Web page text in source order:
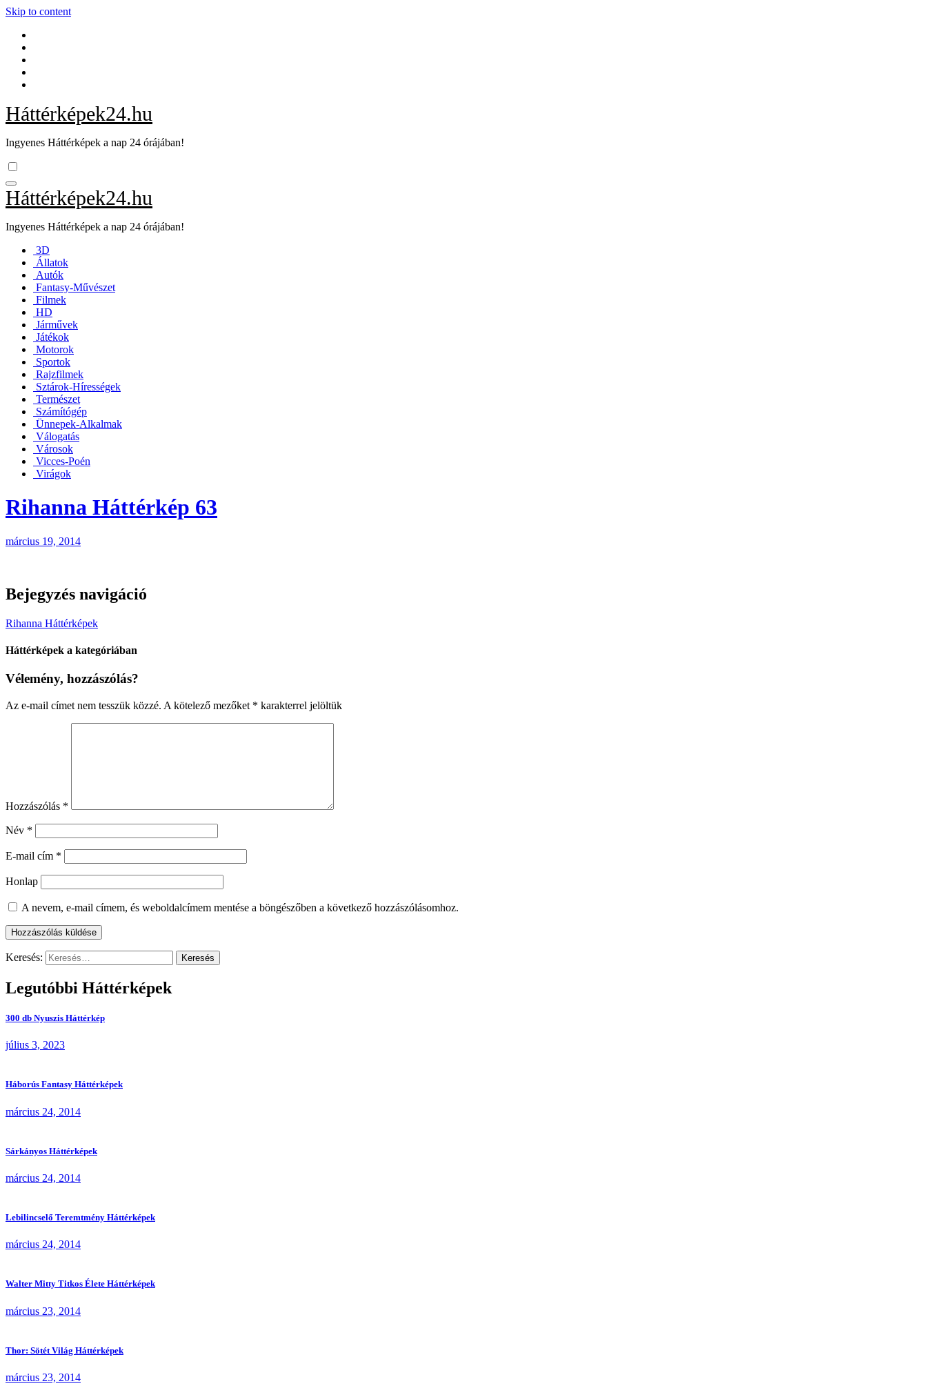
Skip to content
Háttérképek24.hu
Ingyenes Háttérképek a nap 24 órájában!
Háttérképek24.hu
Ingyenes Háttérképek a nap 24 órájában!
3D
Állatok
Autók
Fantasy-Művészet
Filmek
HD
Járművek
Játékok
Motorok
Sportok
Rajzfilmek
Sztárok-Hírességek
Természet
Számítógép
Ünnepek-Alkalmak
Válogatás
Városok
Vicces-Poén
Virágok
Rihanna Háttérkép 63
március 19, 2014
Bejegyzés navigáció
Rihanna Háttérképek
Háttérképek a kategóriában
Vélemény, hozzászólás?
Az e-mail címet nem tesszük közzé. A kötelező mezőket * karakterrel jelöltük
Hozzászólás *
Név *
E-mail cím *
Honlap
A nevem, e-mail címem, és weboldalcímem mentése a böngészőben a következő hozzászólásomhoz.
Keresés:
Legutóbbi Háttérképek
300 db Nyuszis Háttérkép
július 3, 2023
Háborús Fantasy Háttérképek
március 24, 2014
Sárkányos Háttérképek
március 24, 2014
Lebilincselő Teremtmény Háttérképek
március 24, 2014
Walter Mitty Titkos Élete Háttérképek
március 23, 2014
Thor: Sötét Világ Háttérképek
március 23, 2014